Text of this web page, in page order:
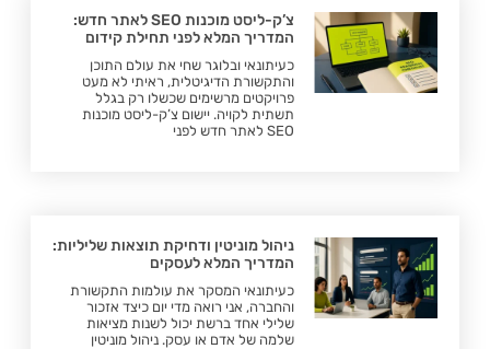
צ’ק-ליסט מוכנות SEO לאתר חדש:
המדריך המלא לפני תחילת קידום
כעיתונאי ובלוגר שחי את עולם התוכן
והתקשורת הדיגיטלית, ראיתי לא מעט
פרויקטים מרשימים שכשלו רק בגלל
תשתית לקויה. יישום צ’ק-ליסט מוכנות
SEO לאתר חדש לפני
ניהול מוניטין ודחיקת תוצאות שליליות:
המדריך המלא לעסקים
כעיתונאי המסקר את עולמות התקשורת
והחברה, אני רואה מדי יום כיצד אזכור
שלילי אחד ברשת יכול לשנות מציאות
שלמה של אדם או עסק. ניהול מוניטין